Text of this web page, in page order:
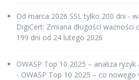
Od marca 2026 SSL tylko 200 dni -
DigiCert: Zmiana długości ważności
199 dni od 24 lutego 2026
OWASP Top 10 2025 – analiza ryzyk
- OWASP Top 10 2025 – co